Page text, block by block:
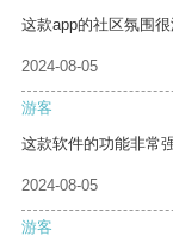
这款app的社区氛围
2024-08-05
游客
这款软件的功能非常
2024-08-05
游客